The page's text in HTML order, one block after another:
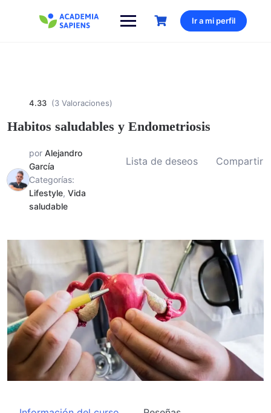
Ir a mi perfil
4.33 (3 Valoraciones)
Habitos saludables y Endometriosis
por Alejandro
García
Categorías:
Lifestyle, Vida
saludable
Lista de deseos Compartir